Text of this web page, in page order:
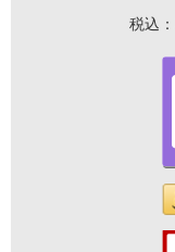
税込：